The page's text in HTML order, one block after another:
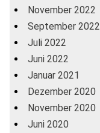
November 2022
September 2022
Juli 2022
Juni 2022
Januar 2021
Dezember 2020
November 2020
Juni 2020